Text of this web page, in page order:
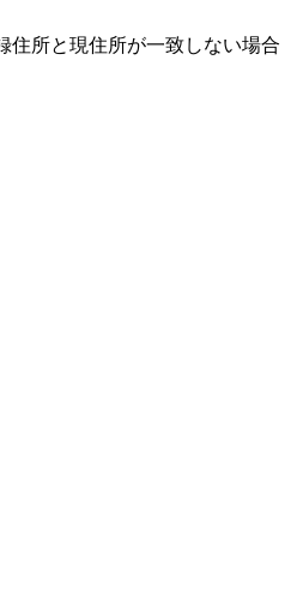
住所と現住所が一致しない場合